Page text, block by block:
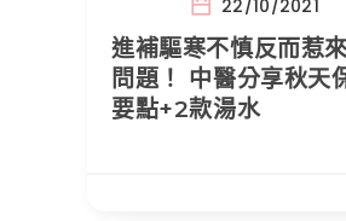
22/10/2021
進補驅寒不慎反而惹
問題！ 中醫分享秋天
要點+2款湯水